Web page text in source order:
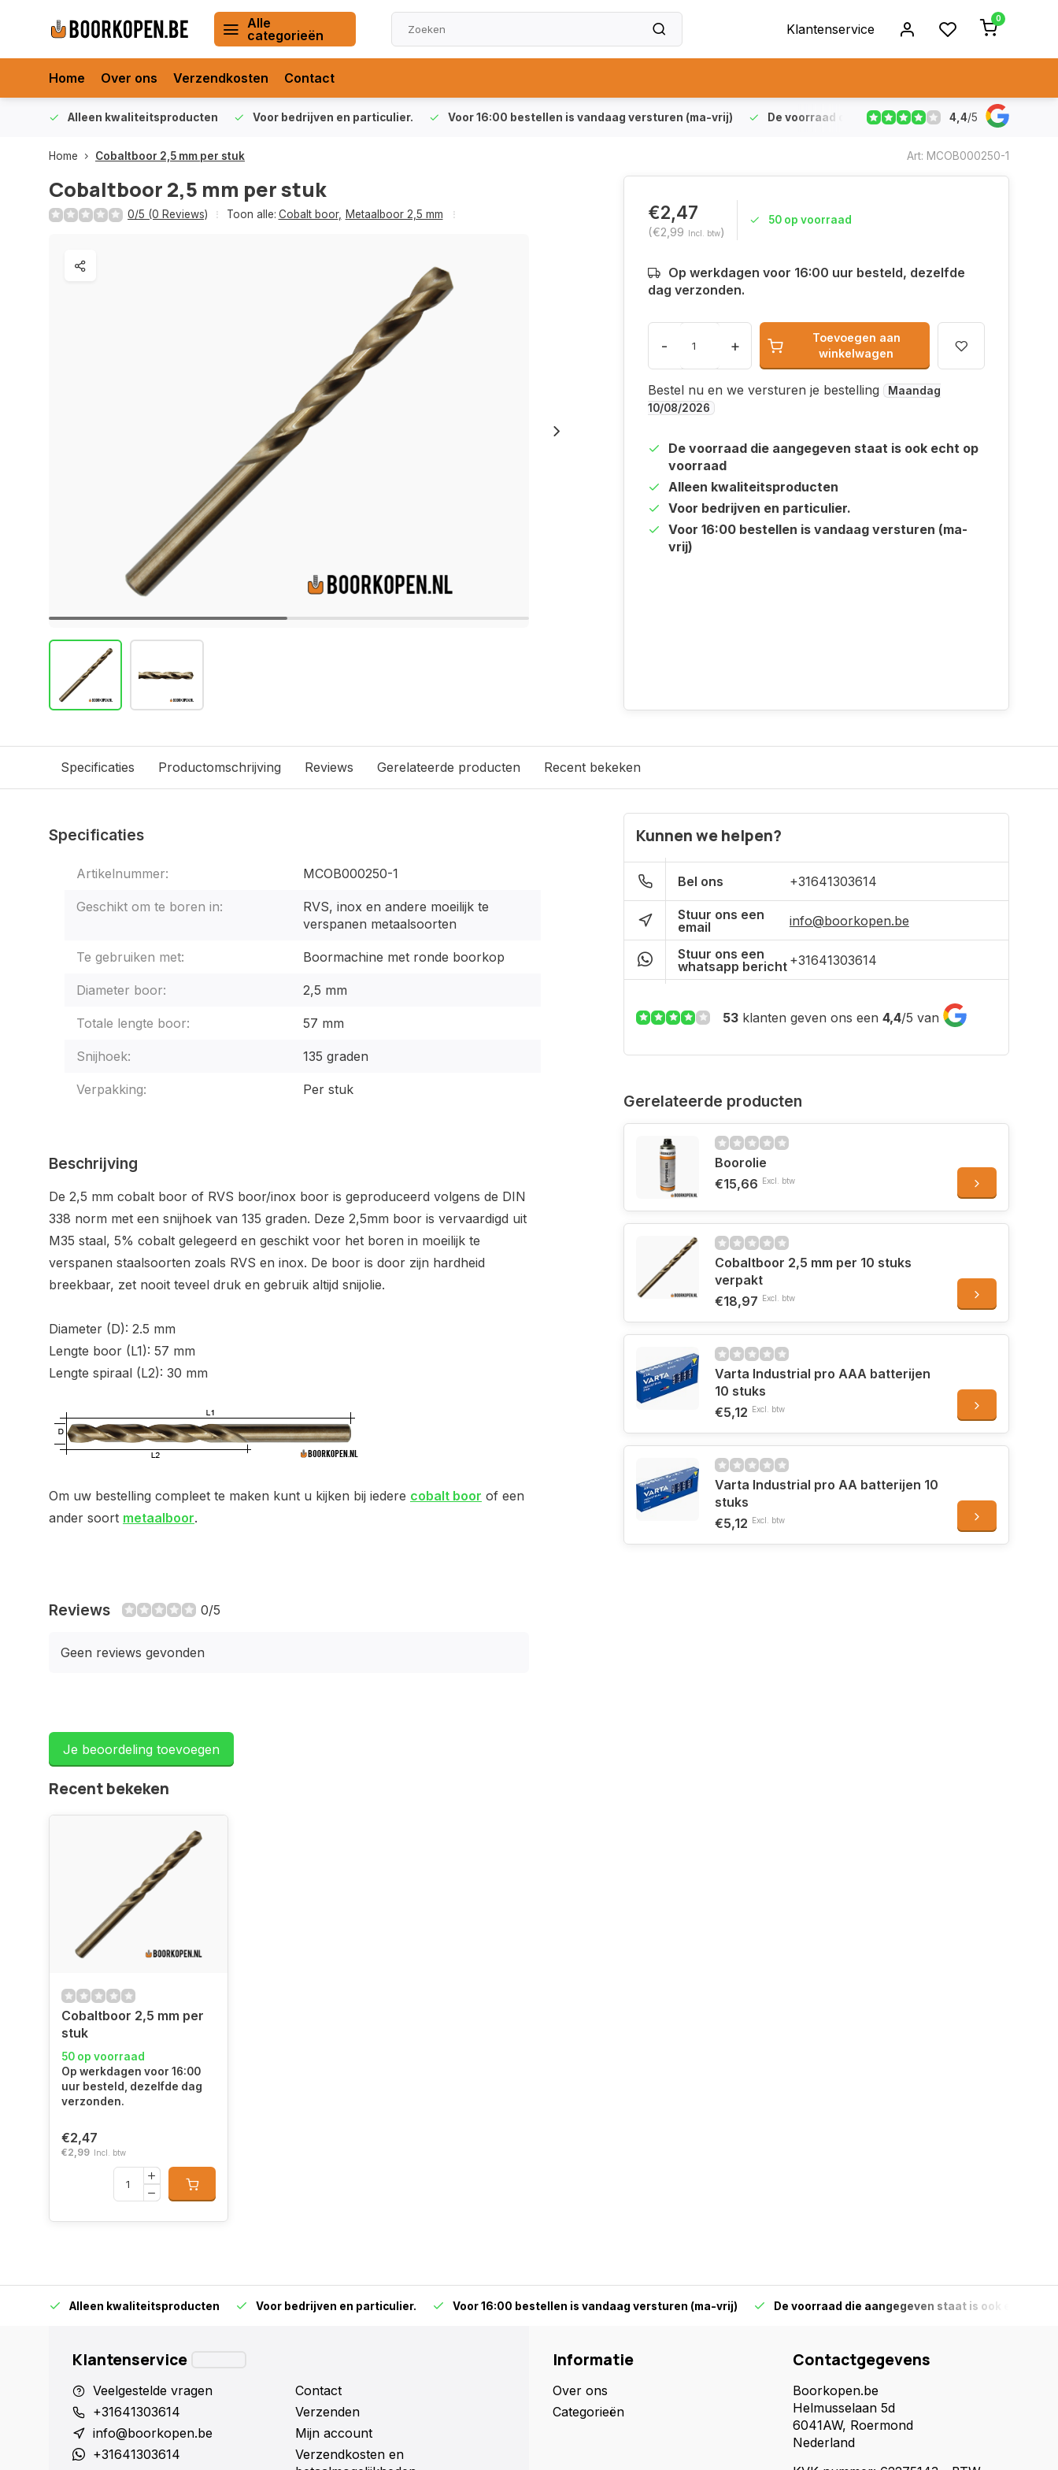
Alle
categorieën
Klantenservice
0
Home Over ons Verzendkosten Contact
Alleen kwaliteitsproducten Voor bedrijven en particulier. Voor 16:00 bestellen is vandaag versturen (ma-vrij) De voorraad die aangegeven staat is ook echt op
4,4/5
Home Cobaltboor 2,5 mm per stuk Art: MCOB000250-1
Cobaltboor 2,5 mm per stuk
0/5 (0 Reviews) Toon alle: Cobalt boor, Metaalboor 2,5 mm €2,47
(€2,99 Incl. btw)
50 op voorraad
Op werkdagen voor 16:00 uur besteld, dezelfde
dag verzonden.
- +
Toevoegen aan
winkelwagen
Bestel nu en we versturen je bestelling
Maandag
10/08/2026
De voorraad die aangegeven staat is ook echt op
voorraad
Alleen kwaliteitsproducten
Voor bedrijven en particulier.
Voor 16:00 bestellen is vandaag versturen (ma-
vrij)
Specificaties Productomschrijving Reviews Gerelateerde producten Recent bekeken
Specificaties
Artikelnummer: MCOB000250-1
Geschikt om te boren in:
RVS, inox en andere moeilijk te
verspanen metaalsoorten
Te gebruiken met: Boormachine met ronde boorkop
Diameter boor: 2,5 mm
Totale lengte boor: 57 mm
Snijhoek: 135 graden
Verpakking: Per stuk
Beschrijving
De 2,5 mm cobalt boor of RVS boor/inox boor is geproduceerd volgens de DIN
338 norm met een snijhoek van 135 graden. Deze 2,5mm boor is vervaardigd uit
M35 staal, 5% cobalt gelegeerd en geschikt voor het boren in moeilijk te
verspanen staalsoorten zoals RVS en inox. De boor is door zijn hardheid
breekbaar, zet nooit teveel druk en gebruik altijd snijolie.
Diameter (D): 2.5 mm
Lengte boor (L1): 57 mm
Lengte spiraal (L2): 30 mm
Om uw bestelling compleet te maken kunt u kijken bij iedere cobalt boor of een
ander soort metaalboor.
Reviews 0/5
Geen reviews gevonden
Je beoordeling toevoegen
Kunnen we helpen?
Bel ons +31641303614
Stuur ons een
email
info@boorkopen.be
Stuur ons een
whatsapp bericht +31641303614
53 klanten geven ons een 4,4/5 van
Gerelateerde producten
Boorolie
€15,66 Excl. btw
Cobaltboor 2,5 mm per 10 stuks
verpakt
€18,97 Excl. btw
Varta Industrial pro AAA batterijen
10 stuks
€5,12 Excl. btw
Varta Industrial pro AA batterijen 10
stuks
€5,12 Excl. btw
Recent bekeken
Cobaltboor 2,5 mm per
stuk
50 op voorraad
Op werkdagen voor 16:00
uur besteld, dezelfde dag
verzonden.
€2,47
€2,99 Incl. btw
Alleen kwaliteitsproducten Voor bedrijven en particulier. Voor 16:00 bestellen is vandaag versturen (ma-vrij) De voorraad die aangegeven staat is ook echt op
Klantenservice
Veelgestelde vragen
+31641303614
info@boorkopen.be
+31641303614
Contact
Verzenden
Mijn account
Verzendkosten en
Informatie
Over ons
Categorieën
Contactgegevens
Boorkopen.be
Helmusselaan 5d
6041AW, Roermond
Nederland